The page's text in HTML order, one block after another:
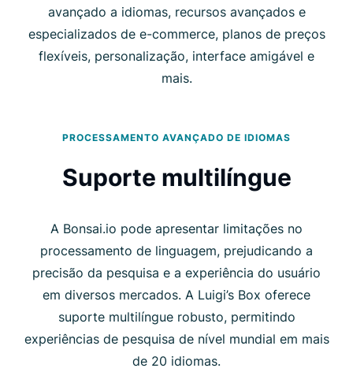
avançado a idiomas, recursos avançados e
especializados de e-commerce, planos de preços
flexíveis, personalização, interface amigável e
mais.
PROCESSAMENTO AVANÇADO DE IDIOMAS
Suporte multilíngue
A Bonsai.io pode apresentar limitações no
processamento de linguagem, prejudicando a
precisão da pesquisa e a experiência do usuário
em diversos mercados. A Luigi’s Box oferece
suporte multilíngue robusto, permitindo
experiências de pesquisa de nível mundial em mais
de 20 idiomas.